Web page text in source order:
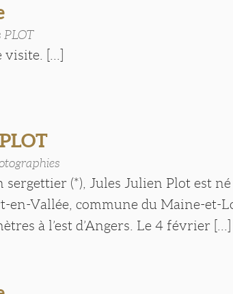
PLOT
[...]
sergettier (*), Jules Julien Plot est
en-Vallée, commune du Maine-et-
à l’est d’Angers. Le 4 février [...]